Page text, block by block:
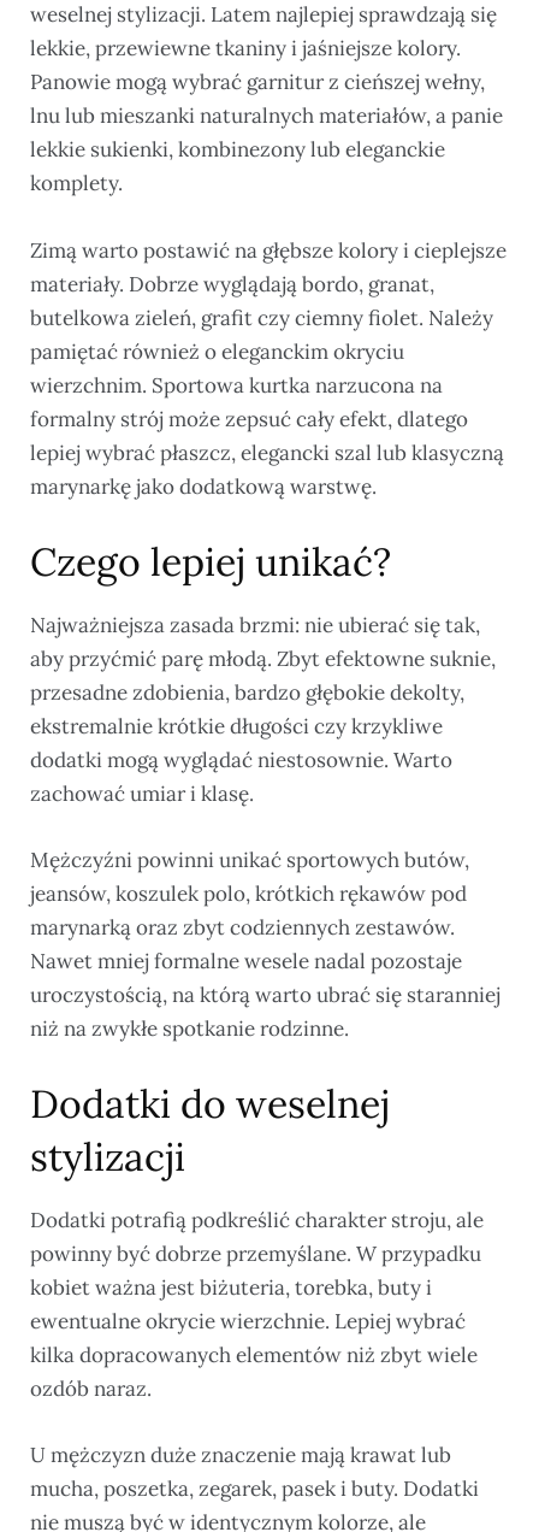
weselnej stylizacji. Latem najlepiej sprawdzają się
lekkie, przewiewne tkaniny i jaśniejsze kolory.
Panowie mogą wybrać garnitur z cieńszej wełny,
lnu lub mieszanki naturalnych materiałów, a panie
lekkie sukienki, kombinezony lub eleganckie
komplety.
Zimą warto postawić na głębsze kolory i cieplejsze
materiały. Dobrze wyglądają bordo, granat,
butelkowa zieleń, grafit czy ciemny fiolet. Należy
pamiętać również o eleganckim okryciu
wierzchnim. Sportowa kurtka narzucona na
formalny strój może zepsuć cały efekt, dlatego
lepiej wybrać płaszcz, elegancki szal lub klasyczną
marynarkę jako dodatkową warstwę.
Czego lepiej unikać?
Najważniejsza zasada brzmi: nie ubierać się tak,
aby przyćmić parę młodą. Zbyt efektowne suknie,
przesadne zdobienia, bardzo głębokie dekolty,
ekstremalnie krótkie długości czy krzykliwe
dodatki mogą wyglądać niestosownie. Warto
zachować umiar i klasę.
Mężczyźni powinni unikać sportowych butów,
jeansów, koszulek polo, krótkich rękawów pod
marynarką oraz zbyt codziennych zestawów.
Nawet mniej formalne wesele nadal pozostaje
uroczystością, na którą warto ubrać się staranniej
niż na zwykłe spotkanie rodzinne.
Dodatki do weselnej
stylizacji
Dodatki potrafią podkreślić charakter stroju, ale
powinny być dobrze przemyślane. W przypadku
kobiet ważna jest biżuteria, torebka, buty i
ewentualne okrycie wierzchnie. Lepiej wybrać
kilka dopracowanych elementów niż zbyt wiele
ozdób naraz.
U mężczyzn duże znaczenie mają krawat lub
mucha, poszetka, zegarek, pasek i buty. Dodatki
nie muszą być w identycznym kolorze, ale